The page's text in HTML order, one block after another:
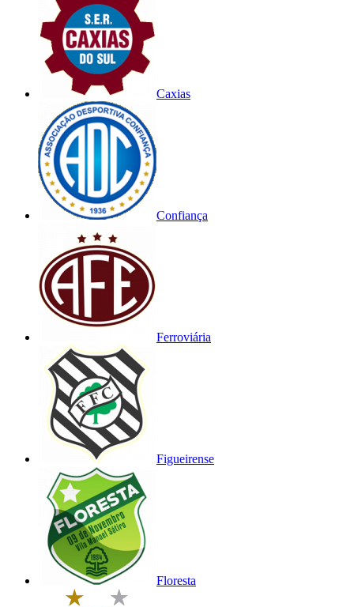
Caxias
Confiança
Ferroviária
Figueirense
Floresta